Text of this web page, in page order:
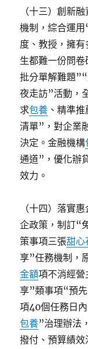
（十三）創新
機制，綜合運
度、教授，擁
生都難一份問
批分單解難題
夜走訪”活動，
求包養 、精準
清單”，對企業
決定。金融機構
通道”，優化辦
效力。
（十四）落實
企政策，制訂“
策事項三張甜心
享”任務機制，
金額項不消經營
享”類事項“預
項40個任務日
包養”治理辦法
撥付、預算績效